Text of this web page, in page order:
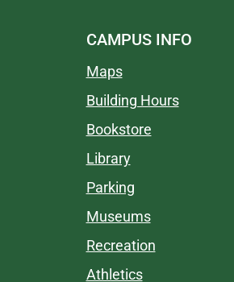
CAMPUS INFO
Maps
Building Hours
Bookstore
Library
Parking
Museums
Recreation
Athletics